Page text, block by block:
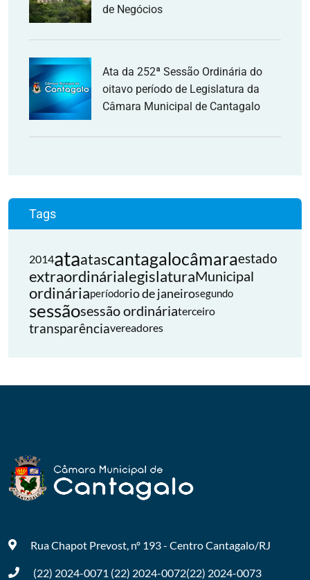
de Negócios
Ata da 252ª Sessão Ordinária do
oitavo período de Legislatura da
Câmara Municipal de Cantagalo
Tags
2014ataatascantagalocâmaraestado
extraordinárialegislaturaMunicipal
ordináriaperíodorio de janeirosegundo
sessãosessão ordináriaterceiro
transparênciavereadores
Rua Chapot Prevost, nº 193 - CentroCantagalo/RJ
(22) 2024-0071 (22) 2024-0072(22) 2024-0073